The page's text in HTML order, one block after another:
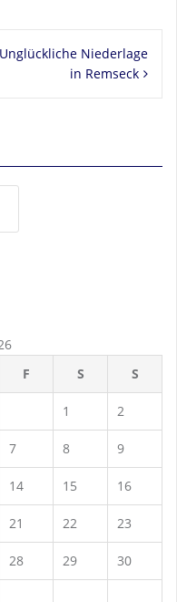
Unglückliche Niederlage
in Remseck
F S S
1 2
7 8 9
14 15 16
21 22 23
28 29 30